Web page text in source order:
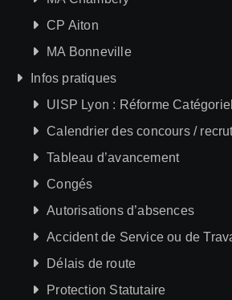
CP Aiton
MA Bonneville
Infos pratiques
UISP Lyon : Réforme
Calendrier des concours /
Tableau d’avancement
Congés
Autorisations d’absences
Accident de Service ou de
Délais de route
Protection Statutaire